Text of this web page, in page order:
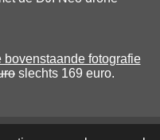
bovenstaande fotografie
slechts 169 euro.